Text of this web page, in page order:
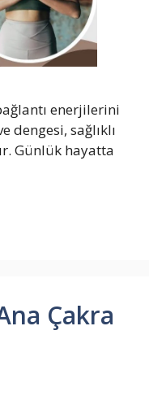
enerjilerini
dengesi, sağlıklı
Günlük hayatta
Çakra